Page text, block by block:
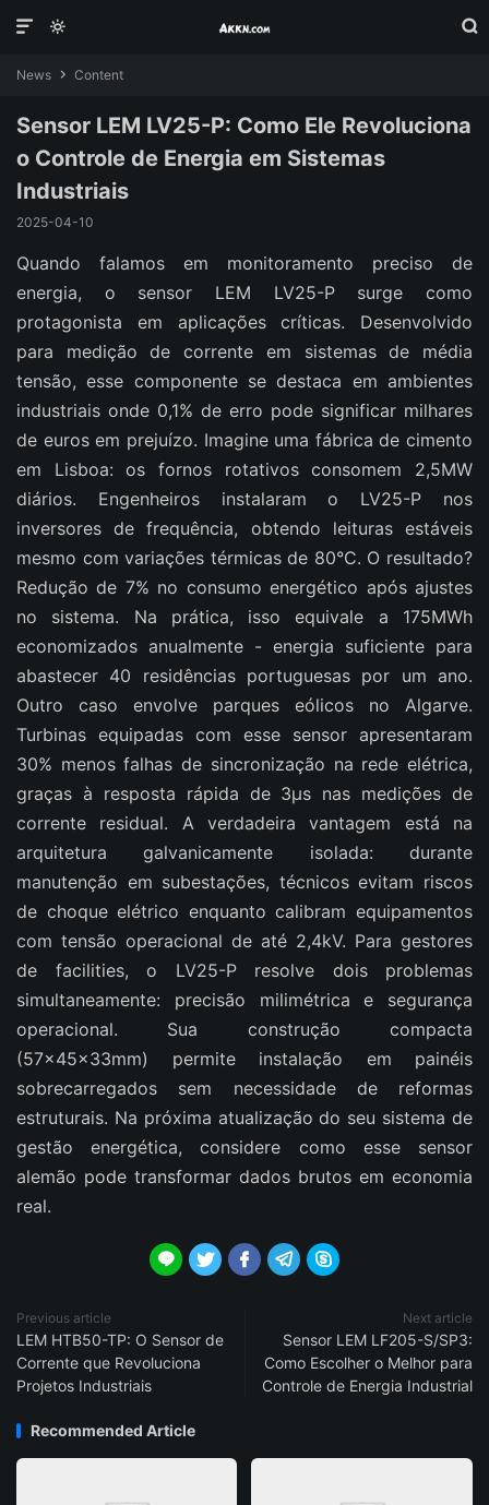



News  Content
Sensor LEM LV25-P: Como Ele Revoluciona
o Controle de Energia em Sistemas
Industriais
2025-04-10
Quando falamos em monitoramento preciso de
energia, o sensor LEM LV25-P surge como
protagonista em aplicações críticas. Desenvolvido
para medição de corrente em sistemas de média
tensão, esse componente se destaca em ambientes
industriais onde 0,1% de erro pode significar milhares
de euros em prejuízo. Imagine uma fábrica de cimento
em Lisboa: os fornos rotativos consomem 2,5MW
diários. Engenheiros instalaram o LV25-P nos
inversores de frequência, obtendo leituras estáveis
mesmo com variações térmicas de 80°C. O resultado?
Redução de 7% no consumo energético após ajustes
no sistema. Na prática, isso equivale a 175MWh
economizados anualmente - energia suficiente para
abastecer 40 residências portuguesas por um ano.
Outro caso envolve parques eólicos no Algarve.
Turbinas equipadas com esse sensor apresentaram
30% menos falhas de sincronização na rede elétrica,
graças à resposta rápida de 3μs nas medições de
corrente residual. A verdadeira vantagem está na
arquitetura galvanicamente isolada: durante
manutenção em subestações, técnicos evitam riscos
de choque elétrico enquanto calibram equipamentos
com tensão operacional de até 2,4kV. Para gestores
de facilities, o LV25-P resolve dois problemas
simultaneamente: precisão milimétrica e segurança
operacional. Sua construção compacta
(57x45x33mm) permite instalação em painéis
sobrecarregados sem necessidade de reformas
estruturais. Na próxima atualização do seu sistema de
gestão energética, considere como esse sensor
alemão pode transformar dados brutos em economia
real.
    
Previous article
LEM HTB50-TP: O Sensor de
Corrente que Revoluciona
Projetos Industriais
Next article
Sensor LEM LF205-S/SP3:
Como Escolher o Melhor para
Controle de Energia Industrial
Recommended Article